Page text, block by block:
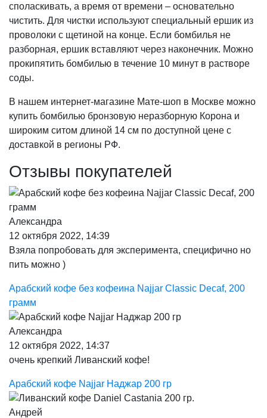
споласкивать, а время от времени – основательно
чистить. Для чистки используют специальный ершик из
проволоки с щетиной на конце. Если бомбилья не
разборная, ершик вставляют через наконечник. Можно
прокипятить бомбилью в течение 10 минут в растворе
соды.
В нашем интернет-магазине Мате-шоп в Москве можно
купить бомбилью бронзовую неразборную Корона и
широким ситом длиной 14 см по доступной цене с
доставкой в регионы РФ.
Отзывы покупателей
Александра
12 октября 2022, 14:39
Взяла попробовать для эксперимента, специфично но
пить можно )
Арабский кофе без кофеина Najjar Classic Decaf, 200
грамм
Александра
12 октября 2022, 14:37
очень крепкий Ливанский кофе!
Арабский кофе Najjar Наджар 200 гр
Андрей